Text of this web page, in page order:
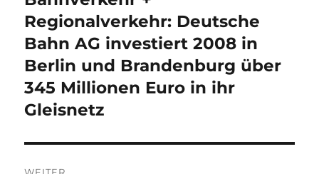
Beitrag:
Regionalverkehr: Deutsche
Bahn AG investiert 2008 in
Berlin und Brandenburg über
345 Millionen Euro in ihr
Gleisnetz
WEITER